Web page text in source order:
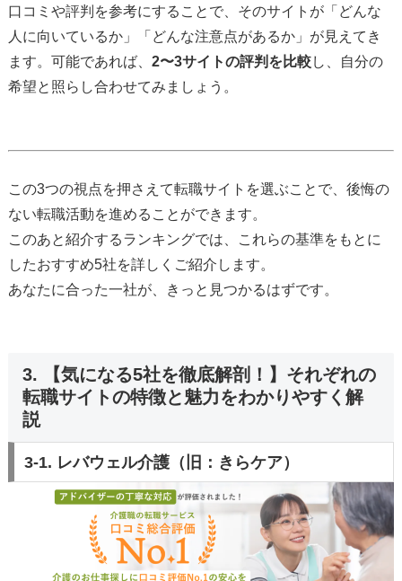
口コミや評判を参考にすることで、そのサイトが「どんな
人に向いているか」「どんな注意点があるか」が見えてき
ます。可能であれば、 2〜3サイトの評判を比較し、自分の
希望と照らし合わせてみましょう。
この3つの視点を押さえて転職サイトを選ぶことで、後悔の
ない転職活動を進めることができます。
このあと紹介するランキングでは、これらの基準をもとに
したおすすめ5社を詳しくご紹介します。
あなたに合った一社が、きっと見つかるはずです。
3. 【気になる5社を徹底解剖！】それぞれの
転職サイトの特徴と魅力をわかりやすく解
説
3-1. レバウェル介護（旧：きらケア）